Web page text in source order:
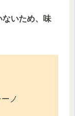
ないため、味
ノ